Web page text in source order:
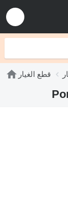
قطع الغيار